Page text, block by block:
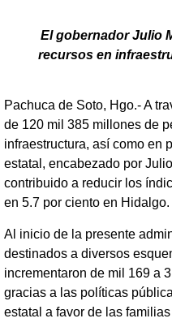
El gobernador Julio
recursos en
Pachuca de Soto, Hgo.- A
de 120 mil 385 millones de
infraestructura, así como en
estatal, encabezado por
contribuido a reducir los
en 5.7 por ciento en Hidalgo.
Al inicio de la presente
destinados a diversos
incrementaron de mil 169 a
gracias a las políticas
estatal a favor de las